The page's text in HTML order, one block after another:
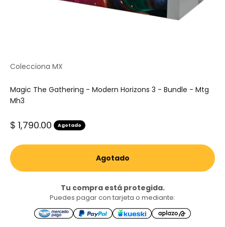
Colecciona MX
Magic The Gathering - Modern Horizons 3 - Bundle - Mtg
Mh3
Precio de oferta
$ 1,790.00 Agotado
Agotado
Tu compra está protegida.
Puedes pagar con tarjeta o mediante: